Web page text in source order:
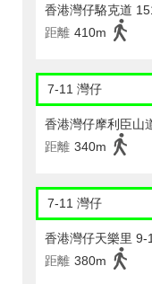
香港灣仔駱克道
距離 410m
7-11 灣仔
香港灣仔摩利臣山
距離 340m
7-11 灣仔
香港灣仔天樂里 9-
距離 380m